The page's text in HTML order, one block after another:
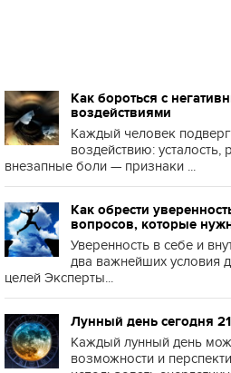
Как бороться с
воздействиями
Каждый человек
воздействию: усталость,
внезапные боли — признаки ...
Как обрести
вопросов, которые
Уверенность в себе и
два важнейших условия
целей Эксперты...
Лунный день сегодня
Каждый лунный день
возможности и